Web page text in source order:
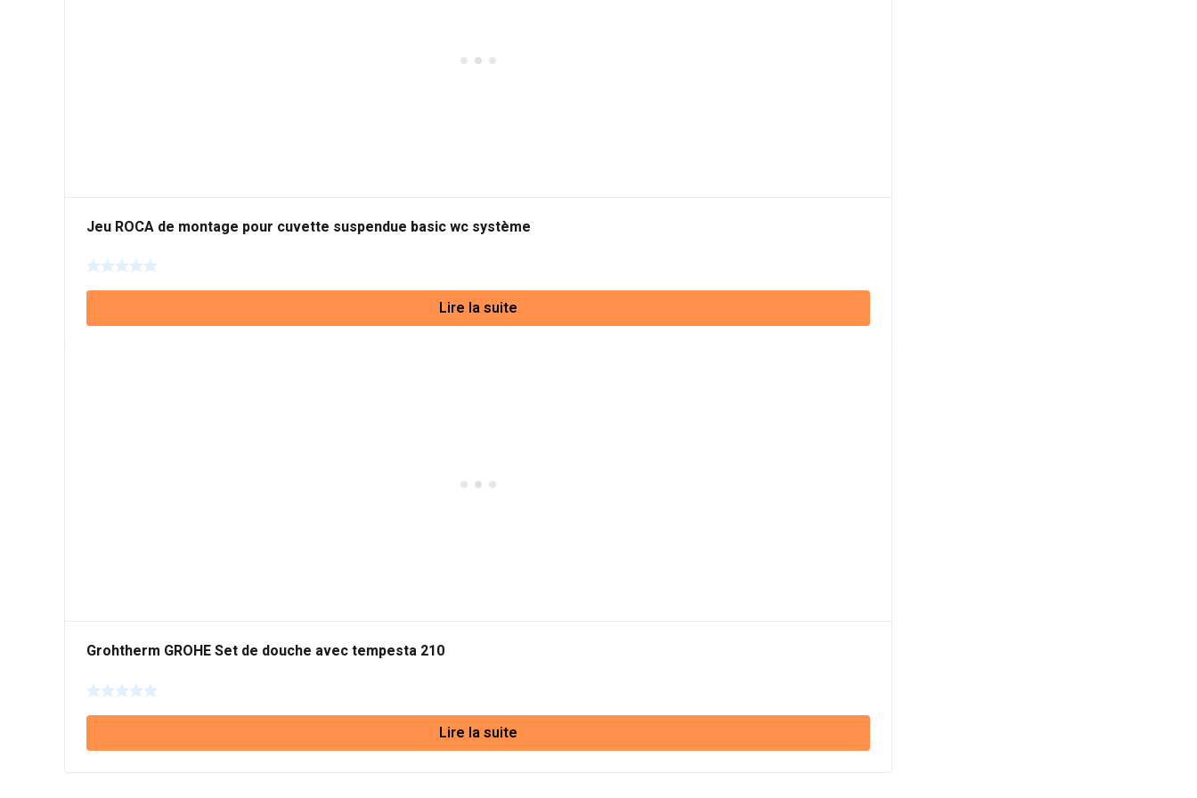
Jeu ROCA de montage pour cuvette suspendue basic wc système
Lire la suite
Grohtherm GROHE Set de douche avec tempesta 210
Lire la suite